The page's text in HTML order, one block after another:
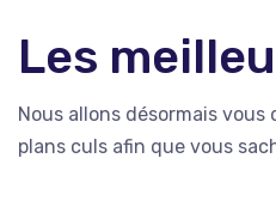
Les
Nous allons désormais vous
plans culs afin que vous